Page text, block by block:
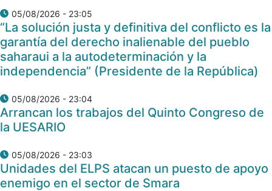
05/08/2026 - 23:05
“La solución justa y definitiva del conflicto es la
garantía del derecho inalienable del pueblo
saharaui a la autodeterminación y la
independencia” (Presidente de la República)
05/08/2026 - 23:04
Arrancan los trabajos del Quinto Congreso de
la UESARIO
05/08/2026 - 23:03
Unidades del ELPS atacan un puesto de apoyo
enemigo en el sector de Smara